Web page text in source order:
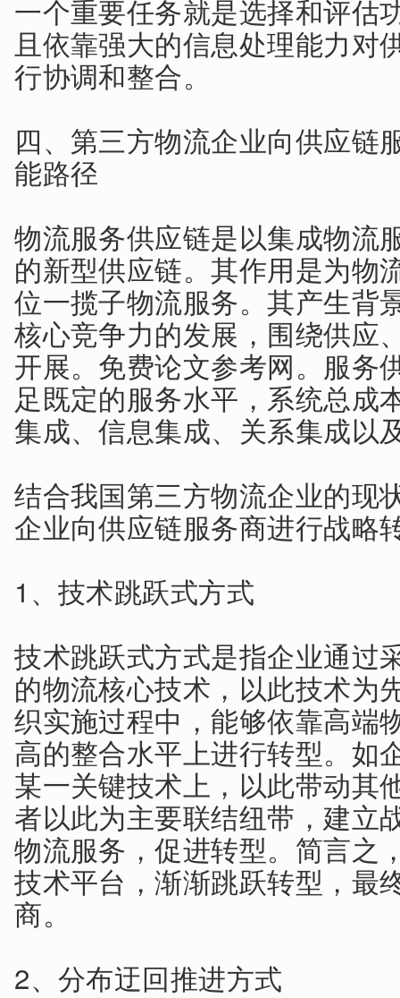
一个重要任务就是选择和评估
且依靠强大的信息处理能力对
行协调和整合。
四、第三方物流企业向供应链
能路径
物流服务供应链是以集成物流
的新型供应链。其作用是为物
位一揽子物流服务。其产生背
核心竞争力的发展，围绕供应
开展。免费论文参考网。服务
足既定的服务水平，系统总成
集成、信息集成、关系集成以
结合我国第三方物流企业的现
企业向供应链服务商进行战略
1、技术跳跃式方式
技术跳跃式方式是指企业通过
的物流核心技术，以此技术为
织实施过程中，能够依靠高端
高的整合水平上进行转型。如
某一关键技术上，以此带动其
者以此为主要联结纽带，建立
物流服务，促进转型。简言之
技术平台，渐渐跳跃转型，最
商。
2、分布迂回推进方式